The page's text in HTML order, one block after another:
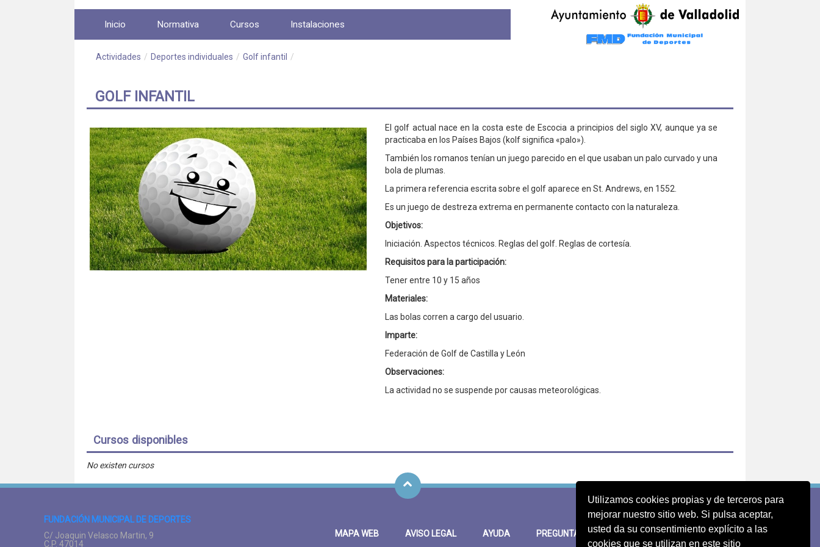
Utilizamos cookies propias y de terceros para
mejorar nuestro sitio web. Si pulsa aceptar,
usted da su consentimiento explícito a las
cookies que se utilizan en este sitio
Inicio Normativa Cursos Instalaciones
Actividades / Deportes individuales / Golf infantil /
GOLF INFANTIL
El golf actual nace en la costa este de Escocia a principios del siglo XV, aunque ya se
practicaba en los Países Bajos (kolf significa«palo»).
También los romanos tenían un juego parecido en el que usaban un palo curvado y una
bola de plumas.
La primera referencia escrita sobre el golf aparece en St. Andrews, en 1552.
Es un juego de destreza extrema en permanente contacto con la naturaleza.
Objetivos:
Iniciación. Aspectos técnicos. Reglas del golf. Reglas de cortesía.
Requisitos para la participación:
Tener entre 10 y 15 años
Materiales:
Las bolas corren a cargo del usuario.
Imparte:
Federación de Golf de Castilla y León
Observaciones:
La actividad no se suspende por causas meteorológicas.
Cursos disponibles
No existen cursos
FUNDACIÓN MUNICIPAL DE DEPORTES
C/ Joaquin Velasco Martin, 9
C.P. 47014
MAPA WEB AVISO LEGAL AYUDA PREGUNTAS FRECUENTES SUGERENCIAS